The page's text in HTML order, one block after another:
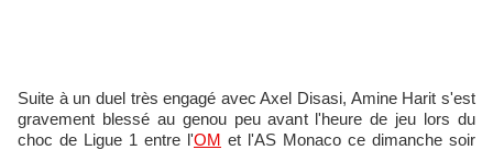
Suite à un duel très engagé avec Axel Disasi, Amine Harit s'est
gravement blessé au genou peu avant l'heure de jeu lors du
choc de Ligue 1 entre l'OM et l'AS Monaco ce dimanche soir